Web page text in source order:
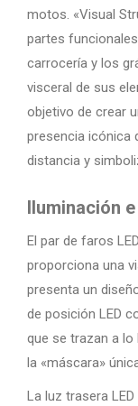
motos. «Visual
partes
carrocería y los
visceral de sus
objetivo de crear
presencia icónica
distancia y
Iluminación
El par de faros
proporciona una
presenta un
de posición LED
que se trazan a
la «máscara»
La luz trasera